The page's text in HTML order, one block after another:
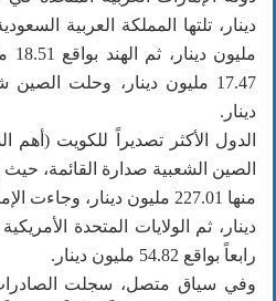
دينار.
الدول الأكثر تصديراً للكويت (أهم
الصين الشعبية صدارة القائمة، حيث
رابعاً بواقع 54.82 مليون دينار.
وفي سياق متصل، سجلت